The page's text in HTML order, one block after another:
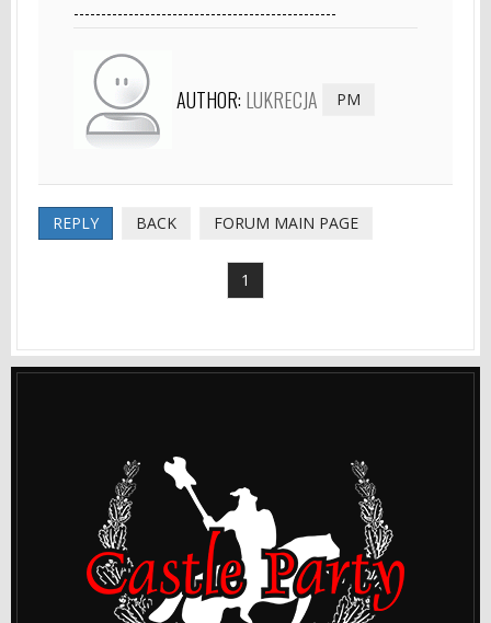
------------------------------------------------
AUTHOR: LUKRECJA PM
REPLY BACK FORUM MAIN PAGE
1